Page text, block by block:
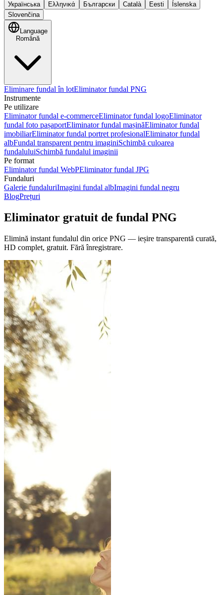
Українська Ελληνικά Български Català Eesti
Íslenska
Slovenčina
Language
Română
Eliminare fundal în lotEliminator fundal PNG
Instrumente
Pe utilizare
Eliminator fundal e-commerceEliminator fundal logoEliminator
fundal foto pașaportEliminator fundal mașinăEliminator fundal
imobiliarEliminator fundal portret profesionalEliminator fundal
albFundal transparent pentru imaginiSchimbă culoarea
fundaluluiSchimbă fundalul imaginii
Pe format
Eliminator fundal WebPEliminator fundal JPG
Fundaluri
Galerie fundaluriImagini fundal albImagini fundal negru
BlogPrețuri
Eliminator gratuit de fundal PNG
Elimină instant fundalul din orice PNG — ieșire transparentă curată,
HD complet, gratuit. Fără înregistrare.